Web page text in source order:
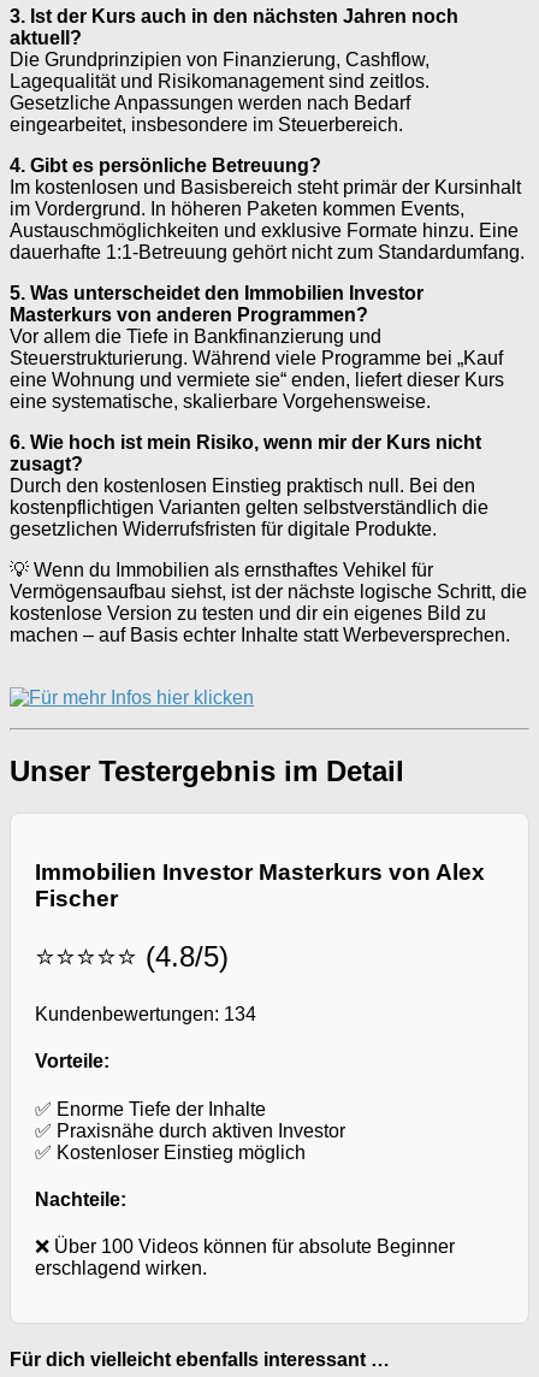
3. Ist der Kurs auch in den nächsten Jahren noch
aktuell?
Die Grundprinzipien von Finanzierung, Cashflow,
Lagequalität und Risikomanagement sind zeitlos.
Gesetzliche Anpassungen werden nach Bedarf
eingearbeitet, insbesondere im Steuerbereich.
4. Gibt es persönliche Betreuung?
Im kostenlosen und Basisbereich steht primär der Kursinhalt
im Vordergrund. In höheren Paketen kommen Events,
Austauschmöglichkeiten und exklusive Formate hinzu. Eine
dauerhafte 1:1-Betreuung gehört nicht zum Standardumfang.
5. Was unterscheidet den Immobilien Investor
Masterkurs von anderen Programmen?
Vor allem die Tiefe in Bankfinanzierung und
Steuerstrukturierung. Während viele Programme bei „Kauf
eine Wohnung und vermiete sie“ enden, liefert dieser Kurs
eine systematische, skalierbare Vorgehensweise.
6. Wie hoch ist mein Risiko, wenn mir der Kurs nicht
zusagt?
Durch den kostenlosen Einstieg praktisch null. Bei den
kostenpflichtigen Varianten gelten selbstverständlich die
gesetzlichen Widerrufsfristen für digitale Produkte.
💡 Wenn du Immobilien als ernsthaftes Vehikel für
Vermögensaufbau siehst, ist der nächste logische Schritt, die
kostenlose Version zu testen und dir ein eigenes Bild zu
machen – auf Basis echter Inhalte statt Werbeversprechen.
Unser Testergebnis im Detail
Immobilien Investor Masterkurs von Alex
Fischer
⭐⭐⭐⭐⭐ (4.8/5)
Kundenbewertungen: 134
Vorteile:
✅ Enorme Tiefe der Inhalte
✅ Praxisnähe durch aktiven Investor
✅ Kostenloser Einstieg möglich
Nachteile:
❌ Über 100 Videos können für absolute Beginner
erschlagend wirken.
Für dich vielleicht ebenfalls interessant …